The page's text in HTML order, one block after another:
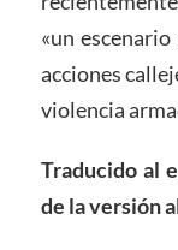
«un
acciones
violencia
Traducido al
de la versión